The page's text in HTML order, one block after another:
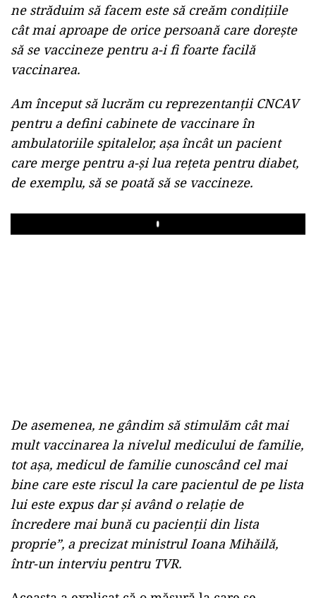
ne străduim să facem este să creăm condițiile
cât mai aproape de orice persoană care dorește
să se vaccineze pentru a-i fi foarte facilă
vaccinarea.
Am început să lucrăm cu reprezentanții CNCAV
pentru a defini cabinete de vaccinare în
ambulatoriile spitalelor, așa încât un pacient
care merge pentru a-și lua rețeta pentru diabet,
de exemplu, să se poată să se vaccineze.
Play
De asemenea, ne gândim să stimulăm cât mai
mult vaccinarea la nivelul medicului de familie,
tot așa, medicul de familie cunoscând cel mai
bine care este riscul la care pacientul de pe lista
lui este expus dar și având o relație de
încredere mai bună cu pacienții din lista
proprie”, a precizat ministrul Ioana Mihăilă,
într-un interviu pentru TVR.